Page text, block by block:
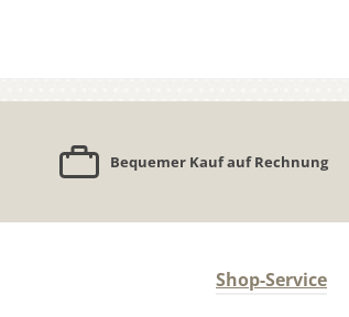
Bequemer Kauf auf Rechnung
Shop-Service